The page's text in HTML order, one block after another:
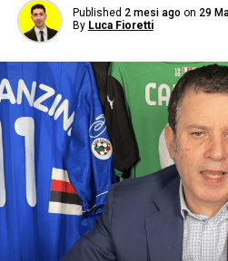
Published 2 mesi ago on 29
By Luca Fioretti